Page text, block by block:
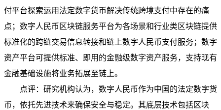
付平台探索运用法定数字货币解决传统跨境支付中存在的痛
点；数字人民币区块链服务平台为各场景和行业类区块链提供
标准化的跨链交易信息转接和链上数字人民币支付服务；数字
资产平台可提供标准、即用的金融级数字资产服务，支持现有
金融基础设施将业务拓展至链上。
点评：研究机构认为，数字人民币作为中国的法定数字货
币，依托先进技术来确保安全与稳定。其底层技术包括区块